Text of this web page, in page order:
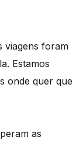
viagens foram
Estamos
onde quer que
as